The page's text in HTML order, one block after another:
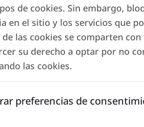
propietario de una
de cookies. Sin embargo,
en el sitio y los servicios que
las cookies se comparten
su derecho a optar por no
las cookies.
preferencias de